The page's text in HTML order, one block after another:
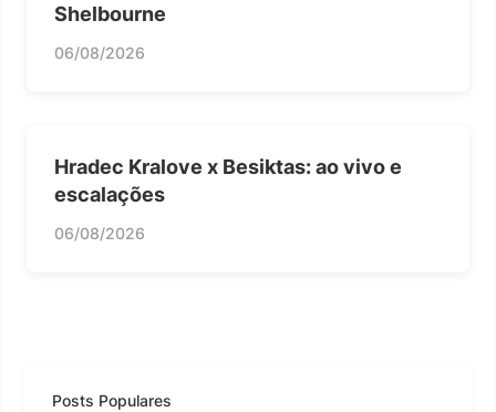
Shelbourne
06/08/2026
Hradec Kralove x Besiktas: ao vivo e
escalações
06/08/2026
Posts Populares